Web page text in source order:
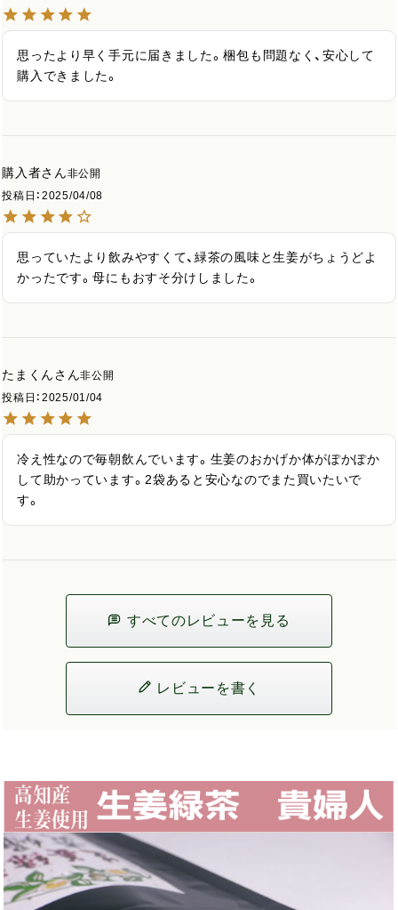
思ったより早く手元に届きました。梱包も問題なく、安心して
購入できました。
購入者
非公開
投稿日
2025/04/08
思っていたより飲みやすくて、緑茶の風味と生姜がちょうどよ
かったです。母にもおすそ分けしました。
たまくん
非公開
投稿日
2025/01/04
冷え性なので毎朝飲んでいます。生姜のおかげか体がぽかぽか
して助かっています。2袋あると安心なのでまた買いたいで
す。
すべてのレビューを見る
レビューを書く